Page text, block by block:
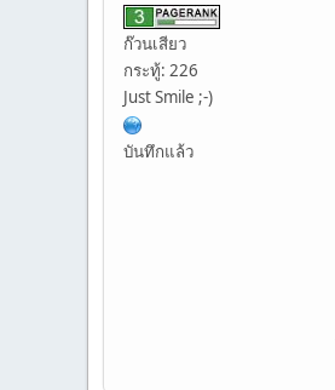
ก๊วนเสียว
กระทู้: 226
Just Smile ;-)
บันทึกแล้ว